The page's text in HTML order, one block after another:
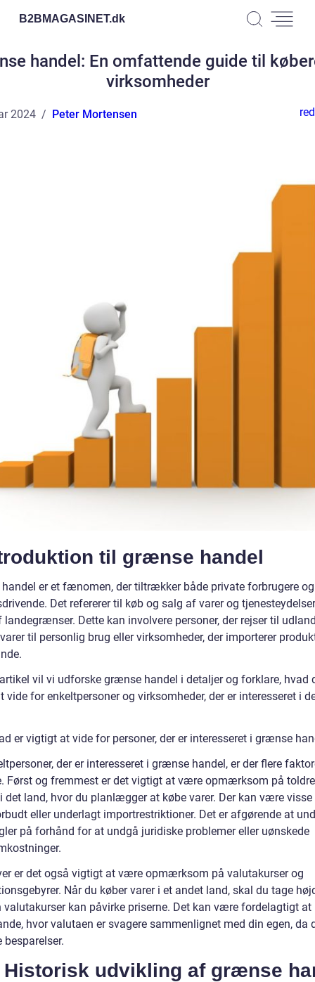
B2BMAGASINET.dk
handel: En omfattende guide til
virksomheder
2024 Peter Mortensen
til grænse handel
er et fænomen, der tiltrækker både private forbrugere og
Det refererer til køb og salg af varer og
Dette kan involvere personer, der rejser til
til personlig brug eller virksomheder, der importerer
vil vi udforske grænse handel i detaljer og forklare, hvad
vide for enkeltpersoner og virksomheder, der er interesseret i
er vigtigt at vide for personer, der er interesseret i grænse
der er interesseret i grænse handel, er der flere
Først og fremmest er det vigtigt at være opmærksom på
det land, hvor du planlægger at købe varer. Der kan være visse
eller underlagt importrestriktioner. Det er afgørende at
på forhånd for at undgå juridiske problemer eller uønskede
er det også vigtigt at være opmærksom på valutakurser og
Når du køber varer i et andet land, skal du tage
valutakurser kan påvirke priserne. Det kan være fordelagtigt at
hvor valutaen er svagere sammenlignet med din egen, da
besparelser.
Historisk udvikling af grænse